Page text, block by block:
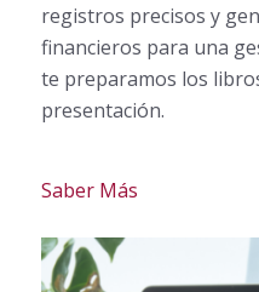
registros precisos y
financieros para una
te preparamos los
presentación.
Saber Más